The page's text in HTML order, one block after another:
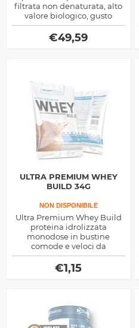
filtrata non denaturata, alto
valore biologico, gusto
eccezionale e zero zuccheri,
ideale nel post allenamento
o per colazione
€49,59
ULTRA PREMIUM WHEY
BUILD 34G
NON DISPONIBILE
Ultra Premium Whey Build
proteina idrolizzata
monodose in bustine
comode e veloci da
assumere, il meglio del
supporto plastico post
allenamento
€1,15